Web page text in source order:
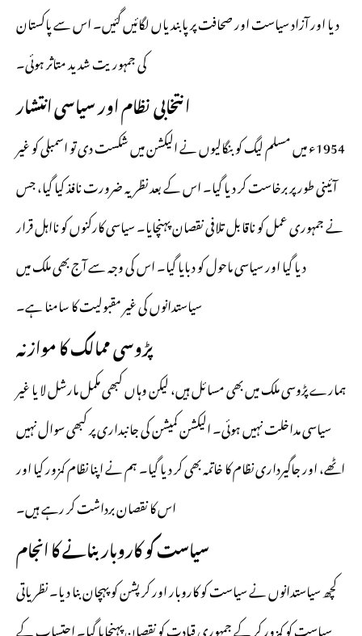
دیا اور آزاد سیاست اور صحافت پر پابندیاں لگائیں گئیں۔ اس سے پاکستان
کی جمہوریت شدید متاثر ہوئی۔
انتخابی نظام اور سیاسی انتشار
1954ء میں مسلم لیگ کو بنگالیوں نے الیکشن میں شکست دی تو اسمبلی کو غیر
آئینی طور پر برخاست کر دیا گیا۔ اس کے بعد نظریہ ضرورت نافذ کیا گیا، جس
نے جمہوری عمل کو ناقابل تلافی نقصان پہنچایا۔ سیاسی کارکنوں کو نااہل قرار
دیا گیا اور سیاسی ماحول کو دبایا گیا۔ اس کی وجہ سے آج بھی ملک میں
سیاستدانوں کی غیر مقبولیت کا سامنا ہے۔
پڑوسی ممالک کا موازنہ
ہمارے پڑوسی ملک میں بھی مسائل ہیں، لیکن وہاں کبھی مکمل مارشل لا یا غیر
سیاسی مداخلت نہیں ہوئی۔ الیکشن کمیشن کی جانبداری پر کبھی سوال نہیں
اٹھے، اور جاگیرداری نظام کا خاتمہ بھی کر دیا گیا۔ ہم نے اپنا نظام کمزور کیا اور
اس کا نقصان برداشت کر رہے ہیں۔
سیاست کو کاروبار بنانے کا انجام
کچھ سیاستدانوں نے سیاست کو کاروبار اور کرپشن کو پہچان بنا دیا۔ نظریاتی
سیاست کو کمزور کر کے جمہوری قیادت کو نقصان پہنچایا گیا۔ احتساب کے